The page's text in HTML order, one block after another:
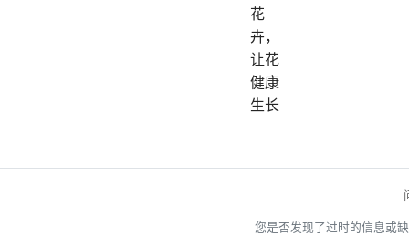
花
卉，
让花
健康
生长
您是否发现了过时的信息或